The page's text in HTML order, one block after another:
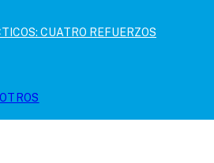
CUATRO REFUERZOS